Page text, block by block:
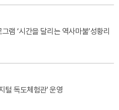
램 ‘시간을 달리는 역사마불’성황리
털 독도체험관' 운영